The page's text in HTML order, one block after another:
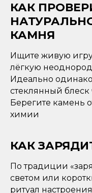
КАК
КАМНЯ
Ищите живую
лёгкую
Идеально
стеклянный
Берегите камень
химии
КАК
По традиции
светом или
ритуал